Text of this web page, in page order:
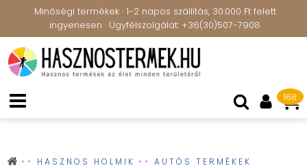
Minőségi termékek · 1-2 napos szállítás, 30.000 Ft felett
ingyenesen · Ügyfélszolgálat: +36(30)507-7908
168
HASZNOS HOLMIK
AUTÓS TERMÉKEK